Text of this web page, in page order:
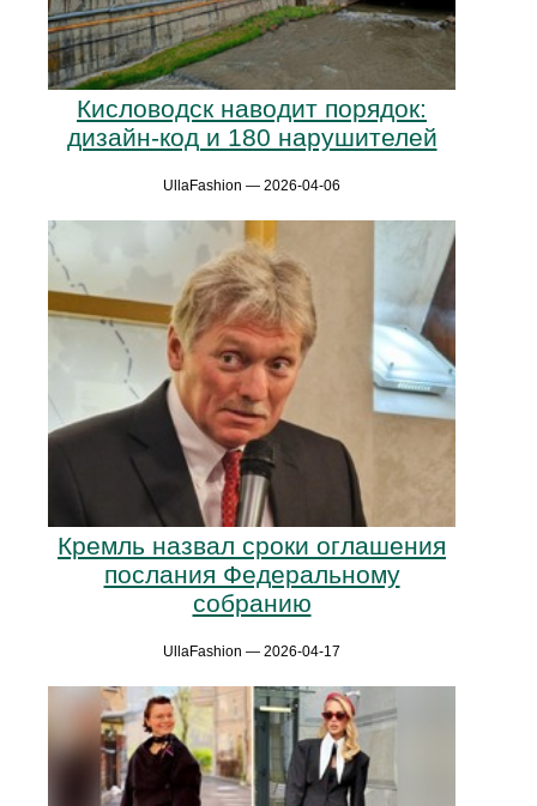
Кисловодск наводит порядок:
дизайн-код и 180 нарушителей
UllaFashion — 2026-04-06
Кремль назвал сроки оглашения
послания Федеральному
собранию
UllaFashion — 2026-04-17